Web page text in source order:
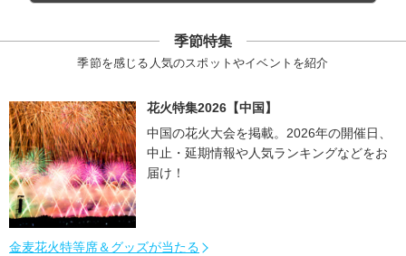
季節特集
季節を感じる人気のスポットやイベントを紹介
花火特集2026【中国】
中国の花火大会を掲載。2026年の開催日、
中止・延期情報や人気ランキングなどをお
届け！
金麦花火特等席＆グッズが当たる